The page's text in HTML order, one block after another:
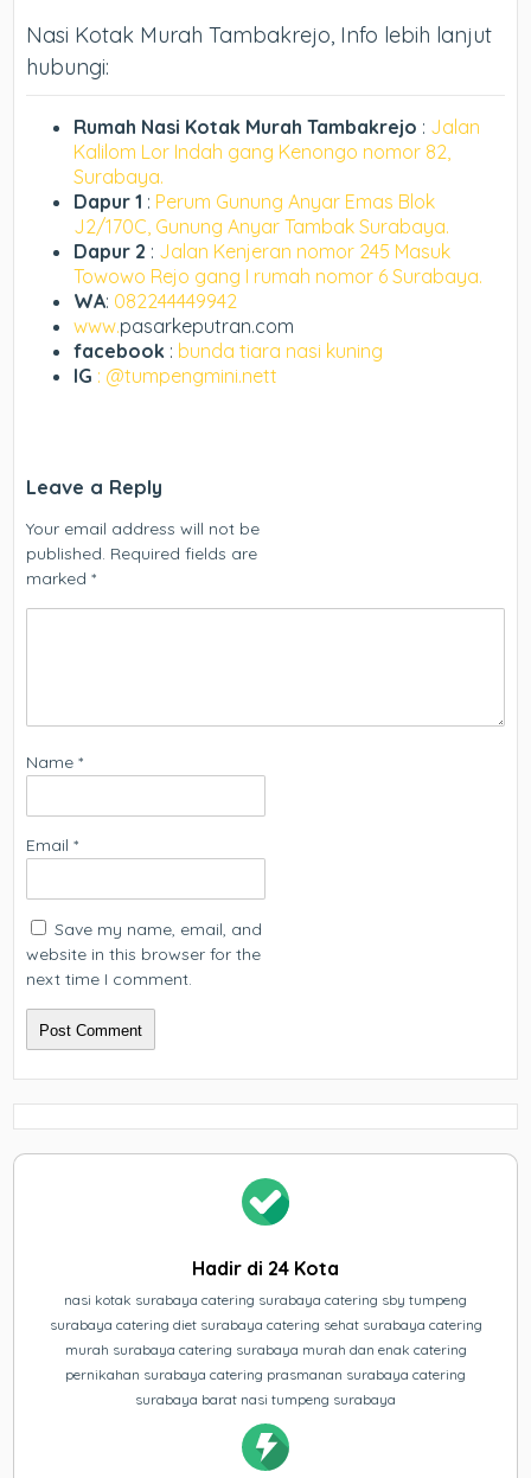
Nasi Kotak Murah Tambakrejo, Info lebih lanjut
hubungi:
Rumah Nasi Kotak Murah Tambakrejo : Jalan
Kalilom Lor Indah gang Kenongo nomor 82,
Surabaya.
Dapur 1 : Perum Gunung Anyar Emas Blok
J2/170C, Gunung Anyar Tambak Surabaya.
Dapur 2 : Jalan Kenjeran nomor 245 Masuk
Towowo Rejo gang I rumah nomor 6 Surabaya.
WA: 082244449942
www.pasarkeputran.com
facebook : bunda tiara nasi kuning
IG : @tumpengmini.nett
Leave a Reply
Your email address will not be
published. Required fields are
marked*
Name*
Email*
Save my name, email, and
website in this browser for the
next time I comment.
Hadir di 24 Kota
nasi kotak surabaya catering surabaya catering sby tumpeng
surabaya catering diet surabaya catering sehat surabaya catering
murah surabaya catering surabaya murah dan enak catering
pernikahan surabaya catering prasmanan surabaya catering
surabaya barat nasi tumpeng surabaya